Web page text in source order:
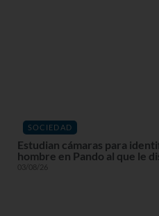
SOCIEDAD
Estudian cámaras para
hombre en Pando al que le
03/08/26